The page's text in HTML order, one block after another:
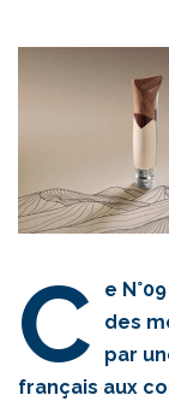
C
e
des
par
français aux